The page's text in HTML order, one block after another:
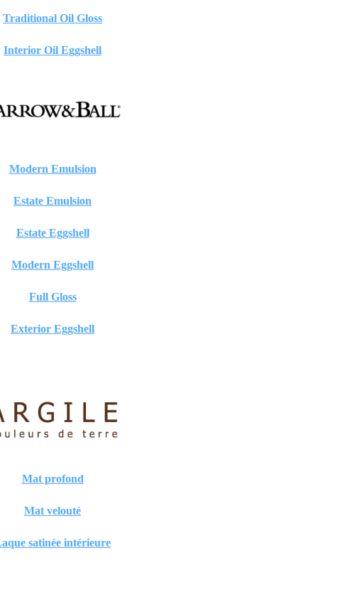
Traditional Oil Gloss
Interior Oil Eggshell
Modern Emulsion
Estate Emulsion
Estate Eggshell
Modern Eggshell
Full Gloss
Exterior Eggshell
Mat profond
Mat velouté
satinée intérieure